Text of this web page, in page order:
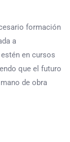
formación
a
en cursos
que el futuro
de obra